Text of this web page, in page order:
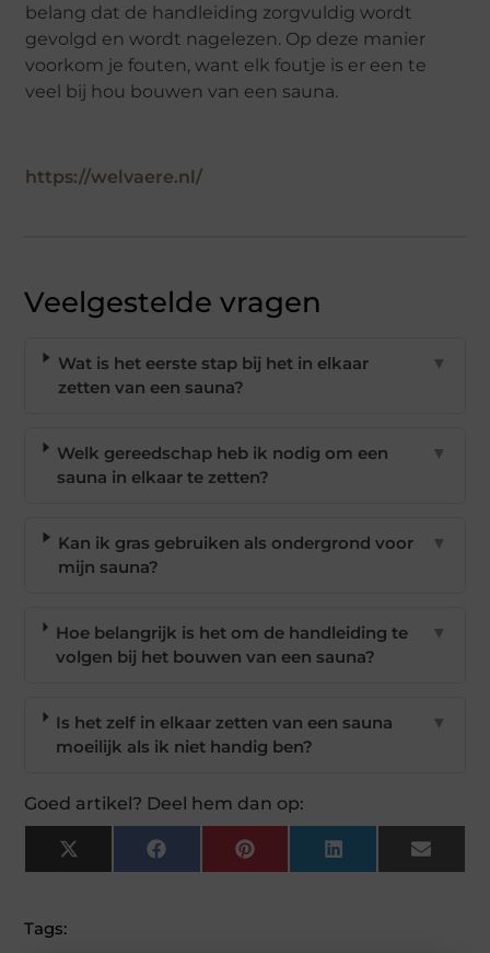
belang dat de handleiding zorgvuldig wordt
gevolgd en wordt nagelezen. Op deze manier
voorkom je fouten, want elk foutje is er een te
veel bij hou bouwen van een sauna.
https://welvaere.nl/
Veelgestelde vragen
Wat is het eerste stap bij het in elkaar
zetten van een sauna?
▼
Welk gereedschap heb ik nodig om een
sauna in elkaar te zetten?
▼
Kan ik gras gebruiken als ondergrond voor
mijn sauna?
▼
Hoe belangrijk is het om de handleiding te
volgen bij het bouwen van een sauna?
▼
Is het zelf in elkaar zetten van een sauna
moeilijk als ik niet handig ben?
▼
Goed artikel? Deel hem dan op:
X
(Twitter)
FacebookPinterest LinkedIn Email
Tags: